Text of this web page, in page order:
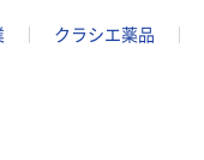
クラシエ薬品